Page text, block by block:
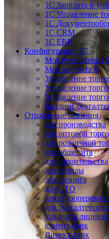
1С Зарплата и
1С Управление
1С
1С CRM
1С ERP
Конфигурации 1С
Моя бухгалтерия
Моя зарплата 8
Управление
Управление
Управление
Биллинг
Отраслевые решения
для производства
для оптовой
для розничной
для общепита
для строительства
для аренды
для лизинга
для СТО
для
для
для учета
клиент-банк
Директ-банк